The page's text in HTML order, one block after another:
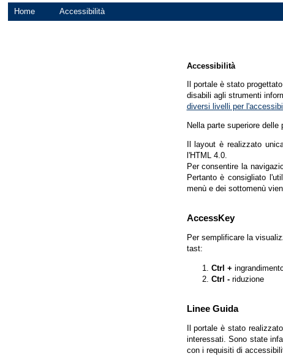
Home Accessibilità
Accessibilità
Il portale è stato
disabili agli strumenti
diversi livelli per
Nella parte superiore
Il layout è realizzato
l'HTML 4.0.
Per consentire la
Pertanto è consigliato
menù e dei sottomenù
AccessKey
Per semplificare la
tast:
Ctrl +
Ctrl -riduzione
Linee Guida
Il portale è stato
interessati. Sono state
con i requisiti di